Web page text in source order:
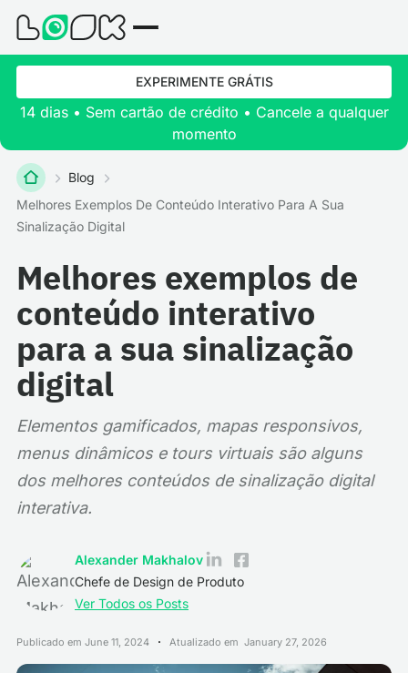
EXPERIMENTE GRÁTIS
14 dias • Sem cartão de crédito • Cancele a qualquer
momento
Blog
Melhores Exemplos De Conteúdo Interativo Para A Sua
Sinalização Digital
Melhores exemplos de
conteúdo interativo
para a sua sinalização
digital
Elementos gamificados, mapas responsivos,
menus dinâmicos e tours virtuais são alguns
dos melhores conteúdos de sinalização digital
interativa.
Alexander Makhalov
Chefe de Design de Produto
Ver Todos os Posts
Publicado em June 11, 2024 Atualizado em January 27, 2026